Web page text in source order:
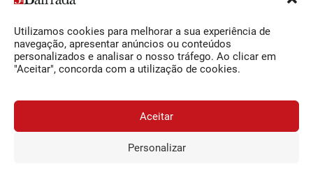
Utilizamos cookies para melhorar a sua experiência de
navegação, apresentar anúncios ou conteúdos
personalizados e analisar o nosso tráfego. Ao clicar em
"Aceitar", concorda com a utilização de cookies.
Aceitar
Personalizar
Siga-nos
Facebook
O Jornal da Bairrada
Contactos
Termos e Condições